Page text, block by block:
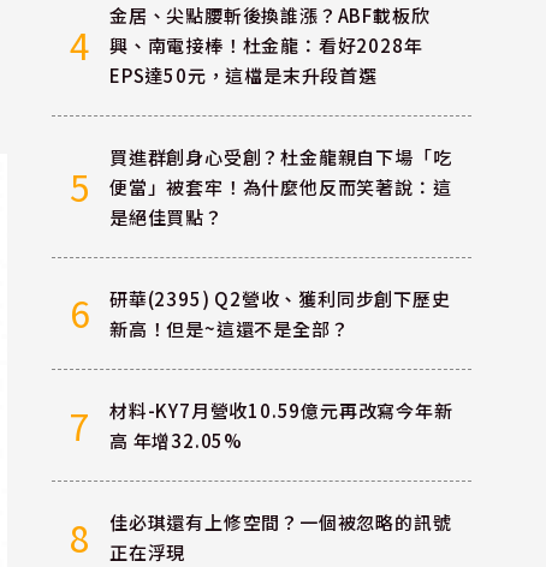
4
金居、尖點腰斬後換誰漲？ABF載板欣
興、南電接棒！杜金龍：看好2028年
EPS達50元，這檔是末升段首選
5
買進群創身心受創？杜金龍親自下場「吃
便當」被套牢！為什麼他反而笑著說：這
是絕佳買點？
6
研華(2395) Q2營收、獲利同步創下歷史
新高！但是~這還不是全部？
7
材料-KY7月營收10.59億元再改寫今年新
高 年增32.05%
8
佳必琪還有上修空間？一個被忽略的訊號
正在浮現